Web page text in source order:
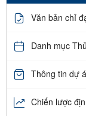
Văn bản chỉ
Danh mục
Thông tin dự
Chiến lược